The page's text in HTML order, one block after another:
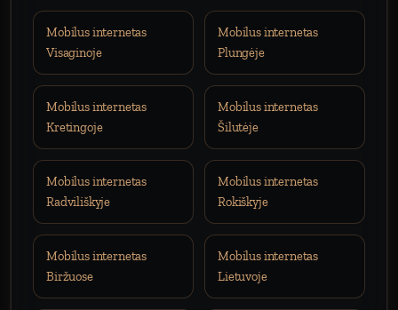
Mobilus internetas
Visaginoje
Mobilus internetas
Plungėje
Mobilus internetas
Kretingoje
Mobilus internetas
Šilutėje
Mobilus internetas
Radviliškyje
Mobilus internetas
Rokiškyje
Mobilus internetas
Biržuose
Mobilus internetas
Lietuvoje